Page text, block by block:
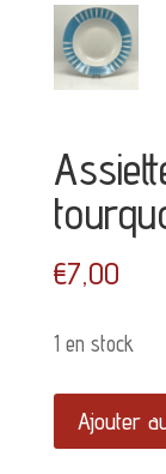
€7,00
1 en stock
quantité
de
Ajouter